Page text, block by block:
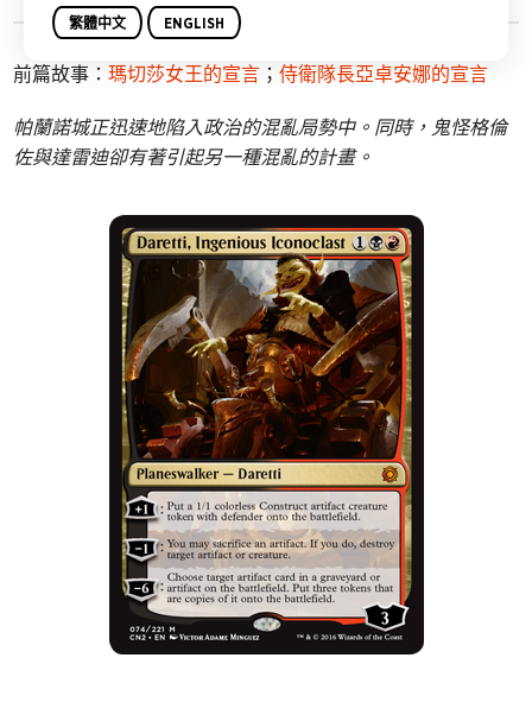
前篇故事：瑪切莎女王的宣言 ；侍衛隊長亞卓安娜的宣言
帕蘭諾城正迅速地陷入政治的混亂局勢中。同時，鬼怪格倫
佐與達雷迪卻有著引起另一種混亂的計畫。
繁體中文 ENGLISH